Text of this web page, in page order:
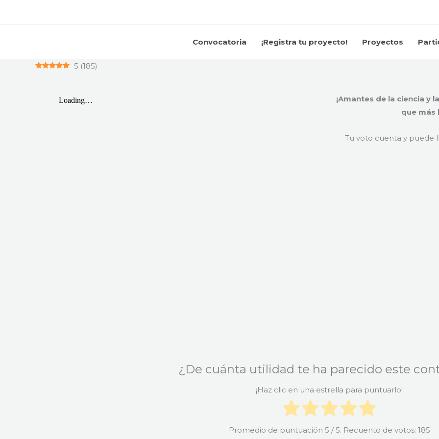
Convocatoria ¡Registra tu proyecto! Proyectos
5 (185)
¡Amantes de la ciencia y
que más
Tu voto cuenta y puede
¿De cuánta utilidad te ha parecido este
¡Haz clic en una estrella para puntuarlo!
Promedio de puntuación 5 / 5. Recuento de votos: 185